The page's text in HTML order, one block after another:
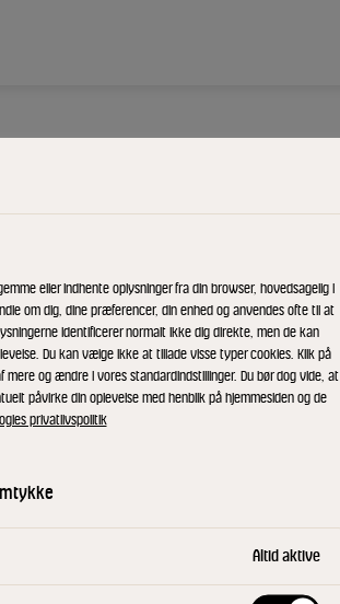
Brie
ID: 591976 6x200 g
Rosenborg Brie har
bliver mere blød i
smag med noter af
Find din konsulent
eller indhente oplysninger fra din browser, hovedsagelig i
om dig, dine præferencer, din enhed og anvendes ofte til at
identificerer normalt ikke dig direkte, men de kan
Du kan vælge ikke at tillade visse typer cookies. Klik på
og ændre i vores standardindstillinger. Du bør dog vide, at
påvirke din oplevelse med henblik på hjemmesiden og de
privatlivspolitik
Altid aktive